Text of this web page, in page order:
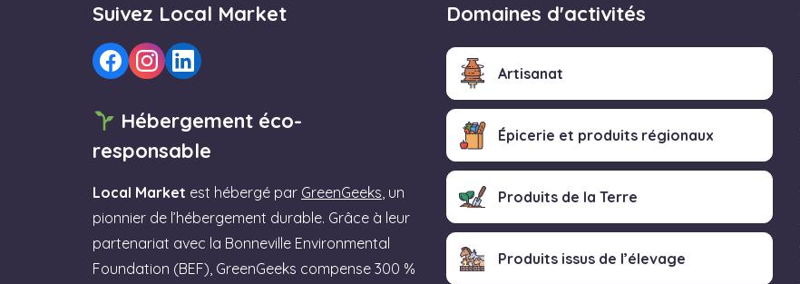
Suivez Local Market
Hébergement éco-
responsable
Local Market est hébergé par GreenGeeks, un
pionnier de l’hébergement durable. Grâce à leur
partenariat avec la Bonneville Environmental
Foundation (BEF), GreenGeeks compense 300 %
Domaines d'activités
Artisanat
Épicerie et produits régionaux
Produits de la Terre
Produits issus de l’élevage